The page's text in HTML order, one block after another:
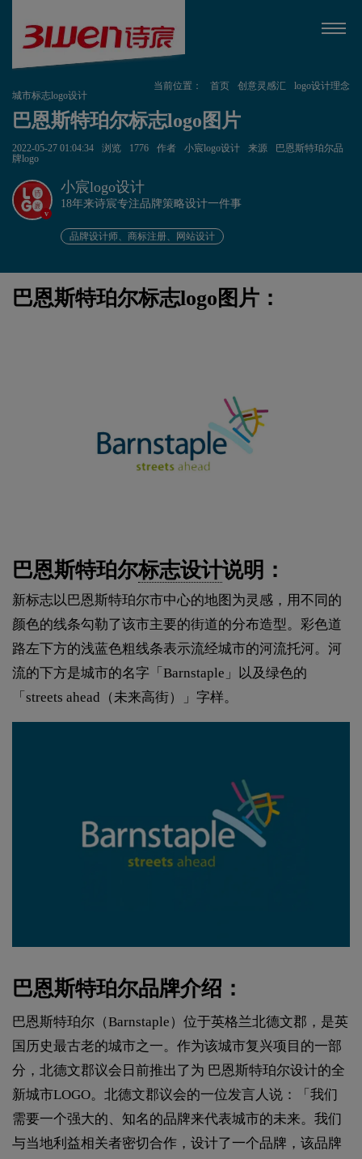
当前位置： 首页 创意灵感汇
logo设计理念
城市标志logo设计
巴恩斯特珀尔标志logo图片
2022-05-27 01:04:34 浏览 1776 作者 小宸logo设计 来源
巴恩斯特珀尔品
牌logo
v
小宸logo设计
18年来诗宸专注品牌策略设计一件事
品牌设计师、商标注册、网站设计
巴恩斯特珀尔标志logo图片：
巴恩斯特珀尔标志设计说明：
新标志以巴恩斯特珀尔市中心的地图为灵感，用不同的
颜色的线条勾勒了该市主要的街道的分布造型。彩色道
路左下方的浅蓝色粗线条表示流经城市的河流托河。河
流的下方是城市的名字「Barnstaple」以及绿色的
「streets ahead（未来高街）」字样。
巴恩斯特珀尔品牌介绍：
巴恩斯特珀尔（Barnstaple）位于英格兰北德文郡，是英
国历史最古老的城市之一。作为该城市复兴项目的一部
分，北德文郡议会日前推出了为 巴恩斯特珀尔设计的全
新城市LOGO。北德文郡议会的一位发言人说：「我们
需要一个强大的、知名的品牌来代表城市的未来。我们
与当地利益相关者密切合作，设计了一个品牌，该品牌